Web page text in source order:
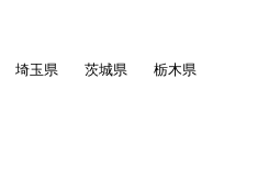
埼玉県 茨城県
栃木県